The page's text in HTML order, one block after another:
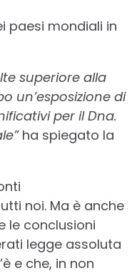
paesi mondiali in
superiore alla
un’esposizione di
per il Dna.
ha spiegato la
noi. Ma è anche
le conclusioni
legge assoluta
e che, in non